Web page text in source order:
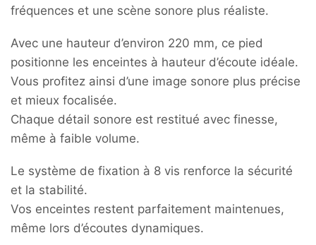
fréquences et une scène sonore plus réaliste.
Avec une hauteur d’environ 220 mm, ce pied
positionne les enceintes à hauteur d’écoute idéale.
Vous profitez ainsi d’une image sonore plus précise
et mieux focalisée.
Chaque détail sonore est restitué avec finesse,
même à faible volume.
Le système de fixation à 8 vis renforce la sécurité
et la stabilité.
Vos enceintes restent parfaitement maintenues,
même lors d’écoutes dynamiques.